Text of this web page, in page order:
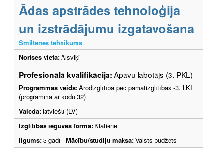
Ādas apstrādes tehnoloģija
un izstrādājumu izgatavošana
Smiltenes tehnikums
Norises vieta:Alsviķi
Profesionālā kvalifikācija:Apavu labotājs (3. PKL)
Programmas veids:Arodizglītība pēc pamatizglītības -3. LKI
(programma ar kodu 32)
Valoda:latviešu (LV)
Izglītības ieguves forma: Klātiene
Ilgums:3 gadi Mācību/studiju maksa:Valsts budžets